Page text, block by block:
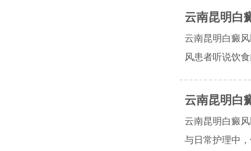
云南昆明白
云南昆明白癜
风患者听说饮
云南昆明白
云南昆明白癜
与日常护理中